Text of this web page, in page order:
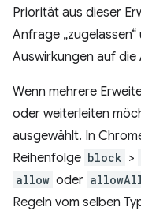
Priorität aus dieser
Anfrage
Auswirkungen auf die
Wenn mehrere
oder weiterleiten
ausgewählt. In
Reihenfolge block >
allow oder
Regeln vom selben